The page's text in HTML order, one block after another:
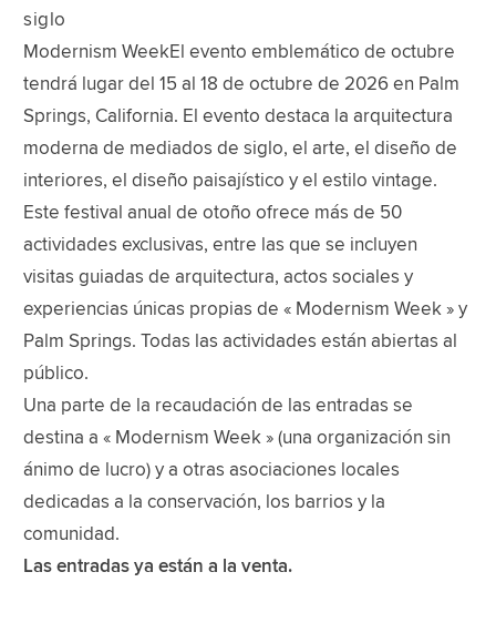
siglo
Modernism WeekEl evento emblemático de octubre
tendrá lugar del 15 al 18 de octubre de 2026 en Palm
Springs, California. El evento destaca la arquitectura
moderna de mediados de siglo, el arte, el diseño de
interiores, el diseño paisajístico y el estilo vintage.
Este festival anual de otoño ofrece más de 50
actividades exclusivas, entre las que se incluyen
visitas guiadas de arquitectura, actos sociales y
experiencias únicas propias de « Modernism Week » y
Palm Springs. Todas las actividades están abiertas al
público.
Una parte de la recaudación de las entradas se
destina a « Modernism Week » (una organización sin
ánimo de lucro) y a otras asociaciones locales
dedicadas a la conservación, los barrios y la
comunidad.
Las entradas ya están a la venta.